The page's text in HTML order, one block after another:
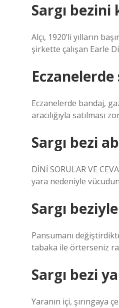
Sargı
Alçı, 1920’li yılların
şirkette çalışan Earle
Eczanelerde
Eczanelerde bandaj,
aracılığıyla satılması
Sargı bezi
DİNİ SORULAR VE
yara nedeniyle
Sargı
Pansumanı
tabaka ile örterseniz
Sargı bezi
Yaranın içi, şırıngaya